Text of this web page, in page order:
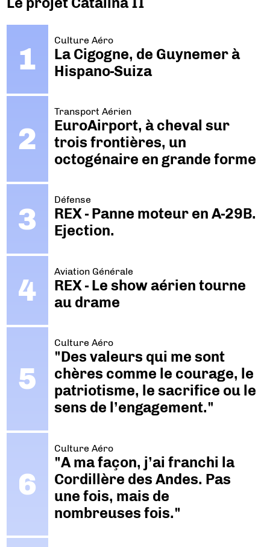
Culture Aéro
La Cigogne, de Guynemer à
Hispano-Suiza
Transport Aérien
EuroAirport, à cheval sur
trois frontières, un
octogénaire en grande forme
Défense
REX - Panne moteur en A-29B.
Ejection.
Aviation Générale
REX - Le show aérien tourne
au drame
Culture Aéro
"Des valeurs qui me sont
chères comme le courage, le
patriotisme, le sacrifice ou le
sens de l’engagement."
Culture Aéro
"A ma façon, j’ai franchi la
Cordillère des Andes. Pas
une fois, mais de
nombreuses fois."